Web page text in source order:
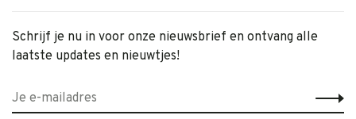
Schrijf je nu in voor onze nieuwsbrief en ontvang alle
laatste updates en nieuwtjes!